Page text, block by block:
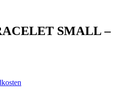
SMALL –